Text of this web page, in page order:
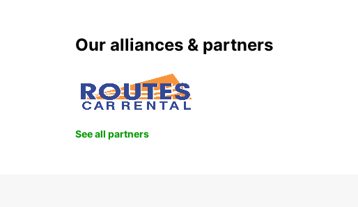
Our alliances & partners
See all partners